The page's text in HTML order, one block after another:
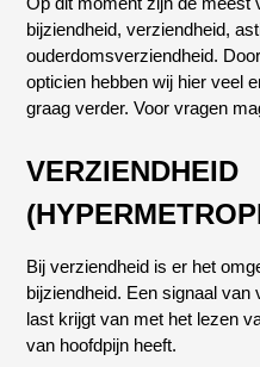
bijziendheid, verziendheid,
ouderdomsverziendheid.
opticien hebben wij hier veel
graag verder. Voor vragen
VERZIENDHEID
Bij verziendheid is er het
bijziendheid. Een signaal
last krijgt van met het lezen
van hoofdpijn heeft.